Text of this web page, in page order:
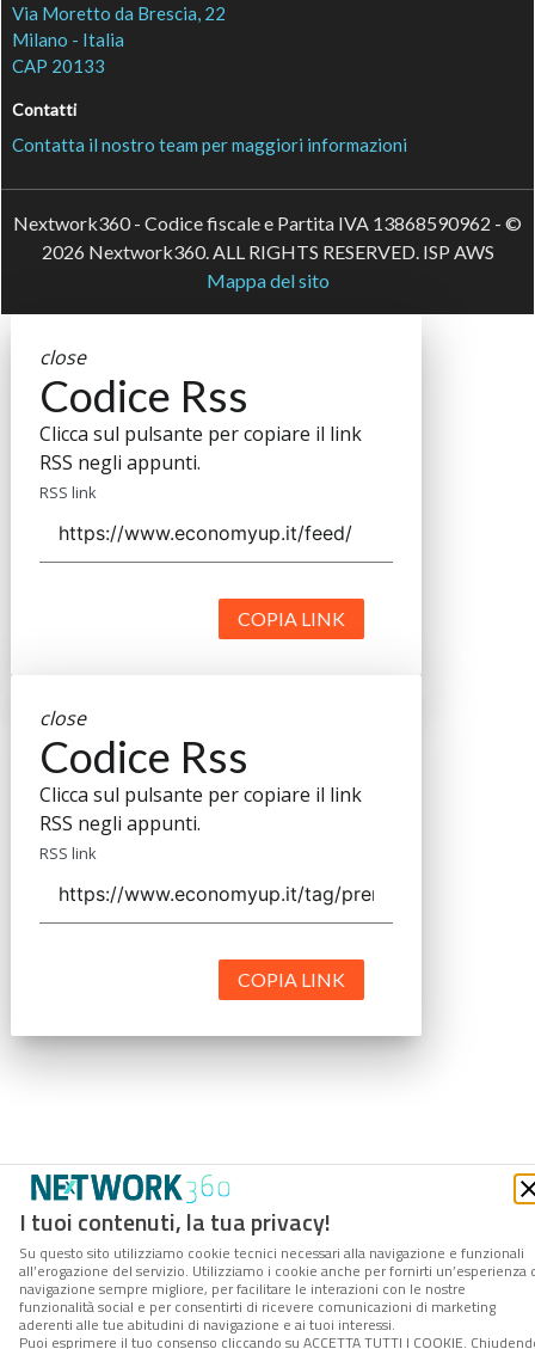
I tuoi contenuti, la tua privacy!
Su questo sito utilizziamo cookie tecnici necessari alla navigazione e funzionali
all’erogazione del servizio. Utilizziamo i cookie anche per fornirti un’esperienza
navigazione sempre migliore, per facilitare le interazioni con le nostre
funzionalità social e per consentirti di ricevere comunicazioni di marketing
aderenti alle tue abitudini di navigazione e ai tuoi interessi.
Puoi esprimere il tuo consenso cliccando su ACCETTA TUTTI I COOKIE.
Via Moretto da Brescia, 22
Milano - Italia
CAP 20133
Contatti
Contatta il nostro team per maggiori informazioni
Nextwork360 - Codice fiscale e Partita IVA 13868590962 - ©
2026 Nextwork360. ALL RIGHTS RESERVED. ISP AWS
Mappa del sito
close
Codice Rss
Clicca sul pulsante per copiare il link
RSS negli appunti.
RSS link
COPIA LINK
close
Codice Rss
Clicca sul pulsante per copiare il link
RSS negli appunti.
RSS link
COPIA LINK